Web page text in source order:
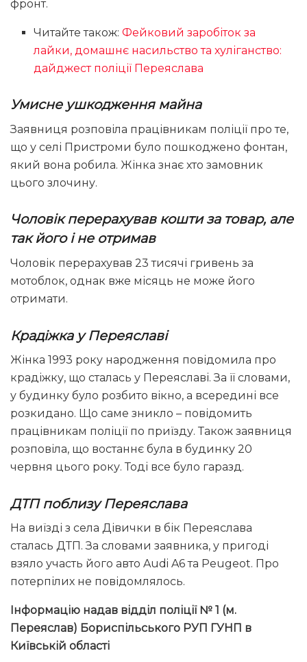
фронт.
Читайте також:Фейковий заробіток за
лайки, домашнє насильство та хуліганство:
дайджест поліції Переяслава
Умисне ушкодження майна
Заявниця розповіла працівникам поліції про те,
що у селі Пристроми було пошкоджено фонтан,
який вона робила. Жінка знає хто замовник
цього злочину.
Чоловік перерахував кошти за товар, але
так його і не отримав
Чоловік перерахував 23 тисячі гривень за
мотоблок, однак вже місяць не може його
отримати.
Крадіжка у Переяславі
Жінка 1993 року народження повідомила про
крадіжку, що сталась у Переяславі. За її словами,
у будинку було розбито вікно, а всередині все
розкидано. Що саме зникло – повідомить
працівникам поліції по приїзду. Також заявниця
розповіла, що востаннє була в будинку 20
червня цього року. Тоді все було гаразд.
ДТП поблизу Переяслава
На виїзді з села Дівички в бік Переяслава
сталась ДТП. За словами заявника, у пригоді
взяло участь його авто Audi A6 та Peugeot. Про
потерпілих не повідомлялось.
Інформацію надав відділ поліції № 1 (м.
Переяслав) Бориспільського РУП ГУНП в
Київській області